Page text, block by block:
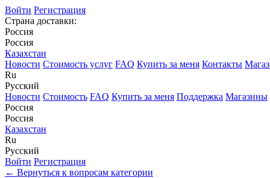
Войти Регистрация
Страна доставки:
Россия
Россия
Казахстан
Новости Стоимость услуг FAQ Купить за меня Контакты
Ru
Русский
Новости Стоимость FAQ Купить за меня Поддержка Магазины
Россия
Россия
Казахстан
Ru
Русский
Войти Регистрация
← Вернуться к вопросам категории